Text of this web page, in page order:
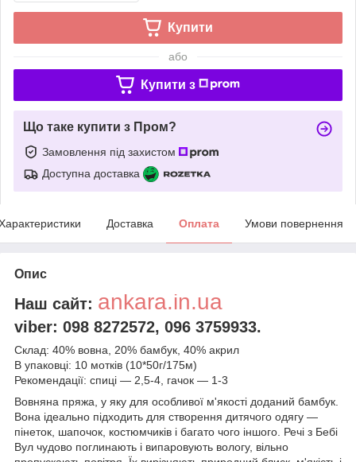
Купити
або
Купити з
Що таке купити з Пром?
Замовлення під захистом
Доступна доставка
Доставка Оплата Умови повернення
Опис
Наш сайт: ankara.in.ua
viber: 098 8272572, 096 3759933.
Склад: 40% вовна, 20% бамбук, 40% акрил
В упаковці: 10 мотків (10*50г/175м)
Рекомендації: спиці — 2,5-4, гачок — 1-3
Вовняна пряжа, у яку для особливої м'якості доданий бамбук.
Вона ідеально підходить для створення дитячого одягу —
пінеток, шапочок, костюмчиків і багато чого іншого. Речі з Бебі
Вул чудово поглинають і випаровують вологу, вільно